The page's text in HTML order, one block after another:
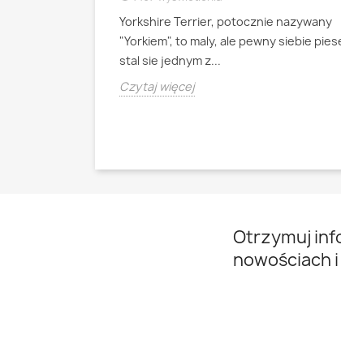
Yorkshire Terrier, potocznie nazywany
"Yorkiem", to maly, ale pewny siebie
stal sie jednym z...
Czytaj więcej
Otrzymuj
nowościach